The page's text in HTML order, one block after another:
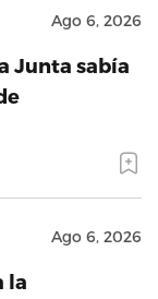
Ago 6, 2026
Junta sabía
Ago 6, 2026
la